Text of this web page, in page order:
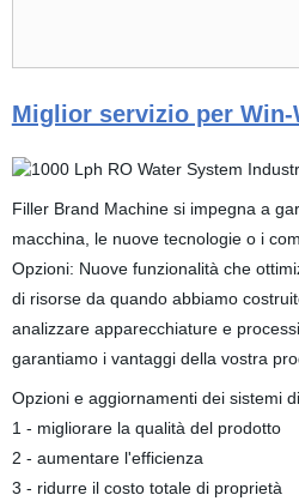
Miglior servizio per Win-
Filler Brand Machine si impegna a
macchina, le nuove tecnologie o i
Opzioni: Nuove funzionalità che
di risorse da quando abbiamo
analizzare apparecchiature e
garantiamo i vantaggi della vostra
Opzioni e aggiornamenti dei sistemi
1 - migliorare la qualità del prodotto
2 - aumentare l'efficienza
3 - ridurre il costo totale di proprietà